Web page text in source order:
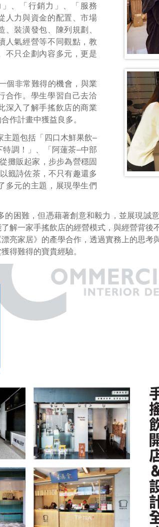
、「行銷力」、「服務
人力與資金的配置、市場
、裝潢發包、陳列規劃、
人氣經營等不同觀點，教
不只企劃內容多元，更是
個非常難得的機會，與業
合作。學生學習自己去洽
深入了解手搖飲店的商業
作計畫中獲益良多。
主題包括「四口木鮮果飲–
調！」、「阿蓮茶–中部
攤販起家，步步為營穩固
籤詩佐茶，不只有趣還多
多元的主題，展現學生們
的困難，但憑藉著創意和毅力，並展現誠
解一家手搖飲店的經營模式，與經營背後
亮家居》的產學合作，透過實務上的思考
得難得的寶貴經驗。